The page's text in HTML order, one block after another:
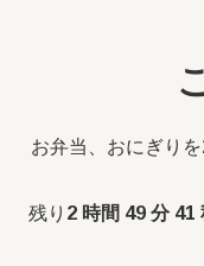
お弁当、おにぎり
残り 2 時間 49 分 40